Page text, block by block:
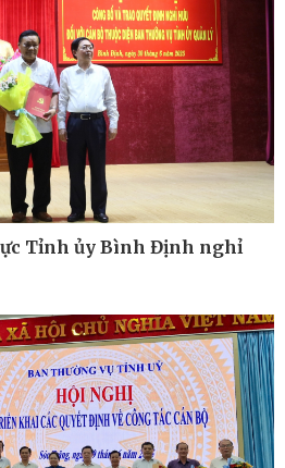
Thông tin doanh nghiệp
Doanh nghiệp 24h
Doanh nhân
Vì cộng đồng
Tỉnh ủy Bình Định nghỉ